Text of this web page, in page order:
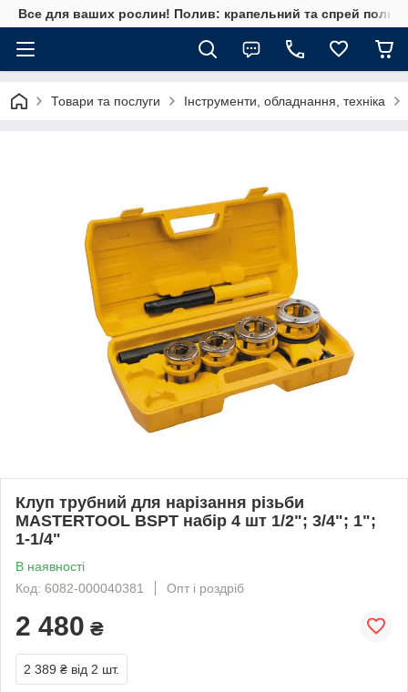
Все для ваших рослин! Полив: крапельний та спрей полив,
Товари та послуги Інструменти, обладнання, техніка
Клуп трубний для нарізання різьби
MASTERTOOL BSPT набір 4 шт 1/2"; 3/4"; 1";
1-1/4"
В наявності
Код: 6082-000040381
Опт і роздріб
2 480 ₴
2 389 ₴ від 2 шт.